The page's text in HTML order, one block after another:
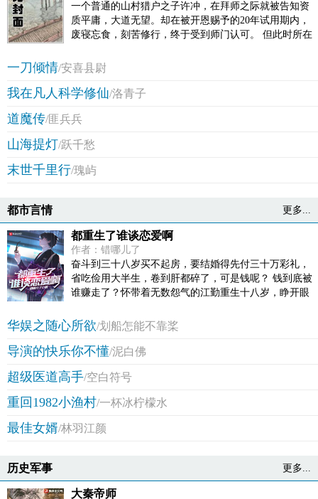
一个普通的山村猎户之子许冲，在拜师之际就被告知资
质平庸，大道无望。却在被开恩赐予的20年试用期内，
废寝忘食，刻苦修行，终于受到师门认可。 但此时所在
入其中。树欲静而风不止，一波未平一波又起，在这充
默默无闻的小修士，慢慢成长为一代仙侠，在这妖兽横
经历了无数波折和奇异经历，其中那兄弟厚义，红颜情
美女修士，天才俊杰，秘境冒险，瞠目情节，曲折悬
疑，恢弘跌宕！所有精彩尽在《道隐仙途》！
一刀倾情/安喜县尉
我在凡人科学修仙/洛青子
道魔传/匪兵兵
山海提灯/跃千愁
末世千里行/瑰屿
都市言情 更多...
都重生了谁谈恋爱啊
作者：错哪儿了
奋斗到三十八岁买不起房，要结婚得先付三十万彩礼，
省吃俭用大半生，卷到肝都碎了，可是钱呢？ 钱到底被
谁赚走了？怀带着无数怨气的江勤重生十八岁，睁开眼
抢回来，翻个面，在校花惊愕的眼神中写下三行字：打
什么都不能打工，能傍富婆就傍富婆。 钱没了可以再
赚，但良心没了赚的更多！社畜，永不为奴！至于恋
华娱之随心所欲/划船怎能不靠桨
导演的快乐你不懂/泥白佛
超级医道高手/空白符号
重回1982小渔村/一杯冰柠檬水
最佳女婿/林羽江颜
历史军事 更多...
大秦帝师